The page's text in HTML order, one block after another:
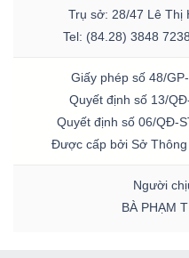
Trụ sở: 28/47 Lê Thị
Tel: (84.28) 3848
Giấy phép số 48/
Quyết định số 13/
Quyết định số 06/QĐ-
Được cấp bởi Sở Thông
Người
BÀ PHẠM